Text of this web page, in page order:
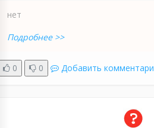
нет
Подробнее >>
0 0 Добавить